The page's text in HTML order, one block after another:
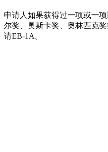
申请人如果获得过一项或一
尔奖、奥斯卡奖、奥林匹克
请EB-1A。